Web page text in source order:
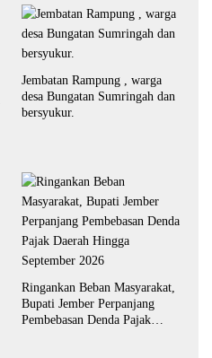
Jembatan Rampung , warga
desa Bungatan Sumringah dan
bersyukur.
Ringankan Beban Masyarakat,
Bupati Jember Perpanjang
Pembebasan Denda Pajak